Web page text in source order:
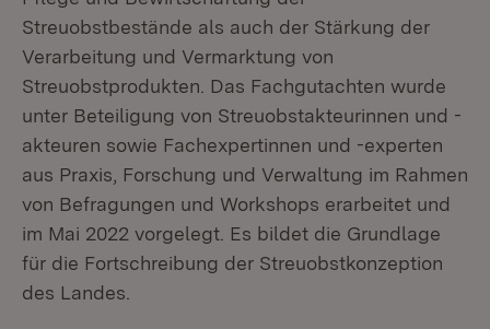
Streuobstbestände als auch der Stärkung der
Verarbeitung und Vermarktung von
Streuobstprodukten. Das Fachgutachten wurde
unter Beteiligung von Streuobstakteurinnen und -
akteuren sowie Fachexpertinnen und -experten
aus Praxis, Forschung und Verwaltung im Rahmen
von Befragungen und Workshops erarbeitet und
im Mai 2022 vorgelegt. Es bildet die Grundlage
für die Fortschreibung der Streuobstkonzeption
des Landes.